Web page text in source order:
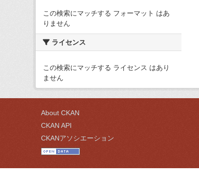
この検索にマッチする フォーマット はあ
りません
ライセンス
この検索にマッチする ライセンス はあり
ません
About CKAN
CKAN API
CKANアソシエーション